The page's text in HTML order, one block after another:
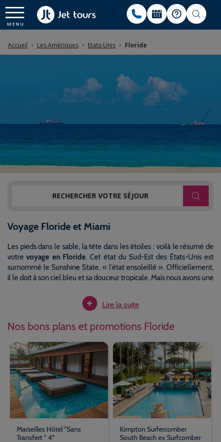
Accueil Les Amériques Etats-Unis Floride
RECHERCHER VOTRE SÉJOUR
Voyage Floride et Miami
Les pieds dans le sable, la tête dans les étoiles : voilà le résumé de
votrevoyage en Floride. Cet état du Sud-Est des États-Unis est
surnommé le Sunshine State, « l’état ensoleillé ». Officiellement,
il le doit à son ciel bleu et sa douceur tropicale. Mais nous avons une
vacances à Miami, Key West, Palm Beach ou Orlando ont en effet
quelque chose de magique. On s’y baigne avec les dauphins et on y
royaumes. Armstrong y a décollé pour aller marcher sur la Lune.
L’Amérique est vaste et variée. Les destinations de rêve ne
manquent pas. Parmi celles-là, il en est une qui connaît ces
dernières années un succès grandissant : unséjour en Floride et à
Miamiest devenu l’un des grands classiques du tourisme outre-
Atlantique. Il faut dire que le bouche-à-oreille est excellent : tous
les gens qui visitent cet état à cheval entre l’océan et la mer des
Caraïbes, en reviennent ravis.
Au retour de leurs vacances en Floride, ils vous parlent avec
+ Lire la suite
Nos bons plans et promotions Floride
Marseilles Hôtel "Sans
Transfert " 4*
Kimpton Surfercomber
South Beach ex Surfcomber